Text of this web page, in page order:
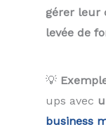
gérer leur
levée de
💡
ups avec
business